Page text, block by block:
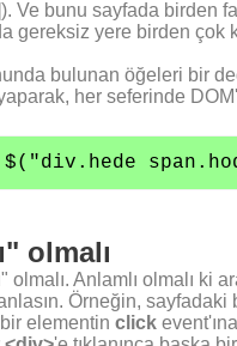
Ve bunu sayfada birden
gereksiz yere birden çok
bulunan öğeleri bir
her seferinde
olmalı
olmalı. Anlamlı olmalı ki
Örneğin, sayfadaki
elementin click